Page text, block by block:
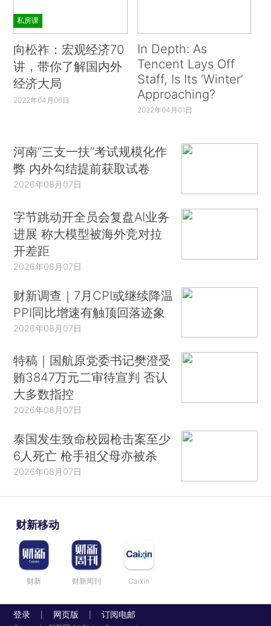
私房课
向松祚：宏观经济70
讲，带你了解国内外
经济大局
2022年04月06日
In Depth: As
Tencent Lays Off
Staff, Is Its ‘Winter’
Approaching?
2022年04月01日
河南“三支一扶”考试规模化作
弊 内外勾结提前获取试卷
2026年08月07日
字节跳动开全员会复盘AI业务
进展 称大模型被海外竞对拉
开差距
2026年08月07日
财新调查｜7月CPI或继续降温
PPI同比增速有触顶回落迹象
2026年08月07日
特稿｜国航原党委书记樊澄受
贿3847万元二审待宣判 否认
大多数指控
2026年08月07日
泰国发生致命校园枪击案至少
6人死亡 枪手祖父母亦被杀
2026年08月07日
财新移动
财新 财新周刊 Caixin
登录 网页版 订阅电邮